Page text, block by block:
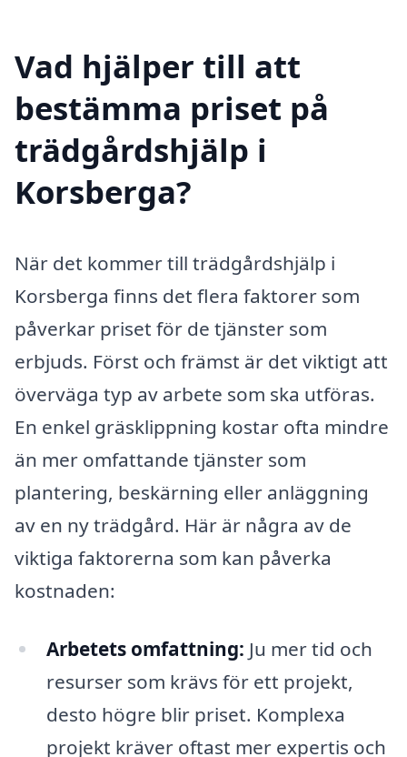
Vad hjälper till att
bestämma priset på
trädgårdshjälp i
Korsberga?
När det kommer till trädgårdshjälp i
Korsberga finns det flera faktorer som
påverkar priset för de tjänster som
erbjuds. Först och främst är det viktigt att
överväga typ av arbete som ska utföras.
En enkel gräsklippning kostar ofta mindre
än mer omfattande tjänster som
plantering, beskärning eller anläggning
av en ny trädgård. Här är några av de
viktiga faktorerna som kan påverka
kostnaden:
Arbetets omfattning: Ju mer tid och
resurser som krävs för ett projekt,
desto högre blir priset. Komplexa
projekt kräver oftast mer expertis och